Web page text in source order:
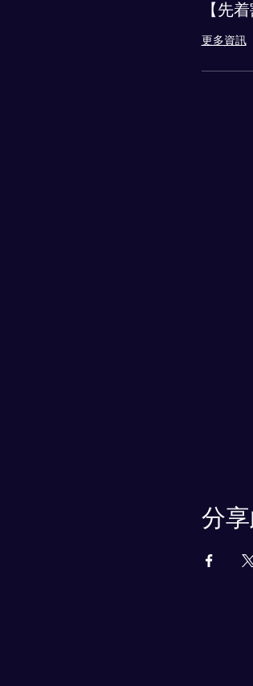
【先
更多資訊
分